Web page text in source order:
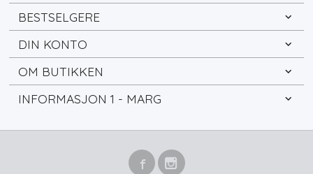
BESTSELGERE
DIN KONTO
OM BUTIKKEN
INFORMASJON 1 - MARG